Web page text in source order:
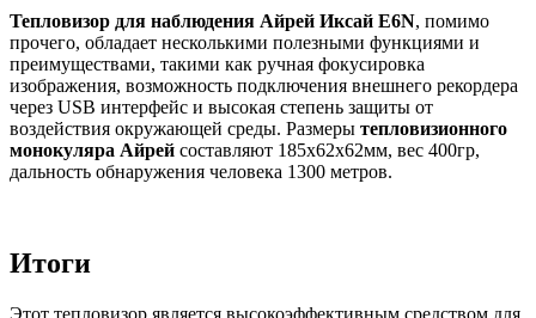
Тепловизор для наблюдения Айрей Иксай E6N, помимо
прочего, обладает несколькими полезными функциями и
преимуществами, такими как ручная фокусировка
изображения, возможность подключения внешнего рекордера
через USB интерфейс и высокая степень защиты от
воздействия окружающей среды. Размеры тепловизионного
монокуляра Айрей составляют 185x62x62мм, вес 400гр,
дальность обнаружения человека 1300 метров.
Итоги
Этот тепловизор является высокоэффективным средством для